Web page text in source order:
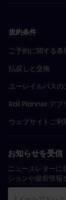
規約条件
ご予約に関する条
払戻しと交換
ユーレイルパスの
Rail Planner アプ
ウェブサイトご利
お知らせを受信
ニュースレターに
ションや最新情報